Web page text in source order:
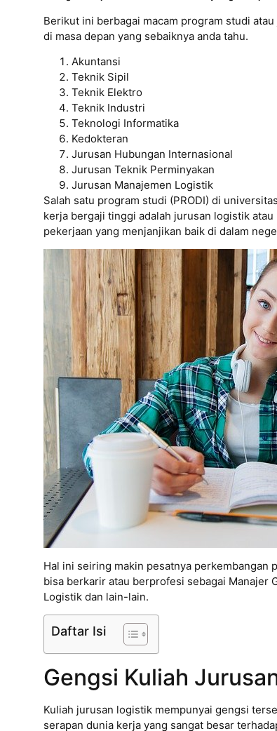
Berikut ini berbagai macam program studi
di masa depan yang sebaiknya anda tahu.
Akuntansi
Teknik Sipil
Teknik Elektro
Teknik Industri
Teknologi Informatika
Kedokteran
Jurusan Hubungan Internasional
Jurusan Teknik Perminyakan
Jurusan Manajemen Logistik
Salah satu program studi (PRODI) di
kerja bergaji tinggi adalah jurusan logistik
pekerjaan yang menjanjikan baik di dalam
Hal ini seiring makin pesatnya perkembangan
bisa berkarir atau berprofesi sebagai Manajer
Logistik dan lain-lain.
Daftar Isi
Gengsi Kuliah
Kuliah jurusan logistik mempunyai gengsi
serapan dunia kerja yang sangat besar